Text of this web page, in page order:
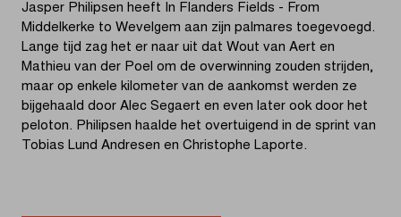
Jasper Philipsen heeft In Flanders Fields - From
Middelkerke to Wevelgem aan zijn palmares toegevoegd.
Lange tijd zag het er naar uit dat Wout van Aert en
Mathieu van der Poel om de overwinning zouden strijden,
maar op enkele kilometer van de aankomst werden ze
bijgehaald door Alec Segaert en even later ook door het
peloton. Philipsen haalde het overtuigend in de sprint van
Tobias Lund Andresen en Christophe Laporte.